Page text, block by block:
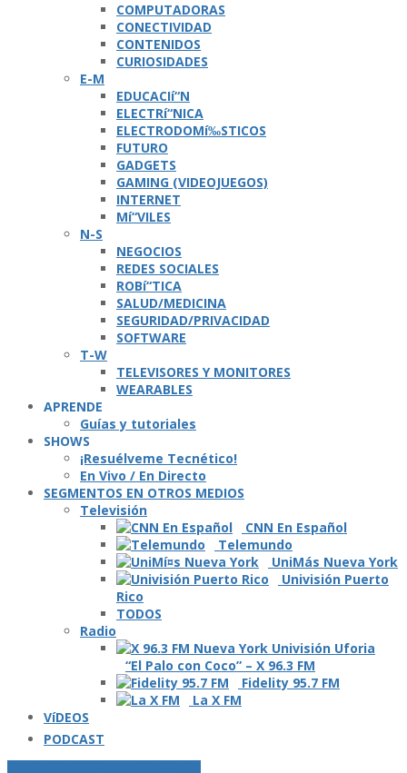
COMPUTADORAS
CONECTIVIDAD
CONTENIDOS
CURIOSIDADES
E-M
EDUCACIí“N
ELECTRí“NICA
ELECTRODOMí‰STICOS
FUTURO
GADGETS
GAMING (VIDEOJUEGOS)
INTERNET
Mí“VILES
N-S
NEGOCIOS
REDES SOCIALES
ROBí“TICA
SALUD/MEDICINA
SEGURIDAD/PRIVACIDAD
SOFTWARE
T-W
TELEVISORES Y MONITORES
WEARABLES
APRENDE
Guí­as y tutoriales
SHOWS
¡Resuélveme Tecnético!
En Vivo / En Directo
SEGMENTOS EN OTROS MEDIOS
Televisión
CNN En Español
Telemundo
UniMás Nueva York
Univisión Puerto
Rico
TODOS
Radio
“El Palo con Coco” – X 96.3 FM
Fidelity 95.7 FM
La X FM
VíDEOS
PODCAST